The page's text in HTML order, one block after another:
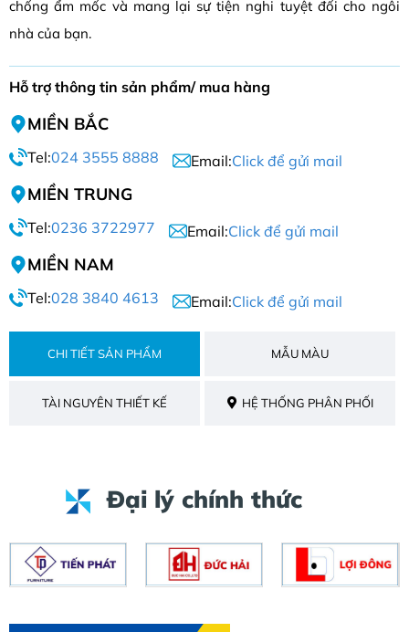
chống ẩm mốc và mang lại sự tiện nghi tuyệt đối cho ngôi
nhà của bạn.
Hỗ trợ thông tin sản phẩm/ mua hàng
MIỀN BẮC
Tel:024 3555 8888 Email:Click để gửi mail
MIỀN TRUNG
Tel:0236 3722977 Email:Click để gửi mail
MIỀN NAM
Tel:028 3840 4613 Email:Click để gửi mail
CHI TIẾT SẢN PHẨM MẪU MÀU
TÀI NGUYÊN THIẾT KẾ HỆ THỐNG PHÂN PHỐI
Đại lý chính thức